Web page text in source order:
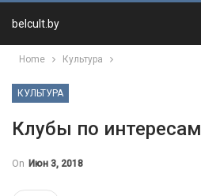
belcult.by
Home Культура
КУЛЬТУРА
Клубы по интересам
On Июн 3, 2018